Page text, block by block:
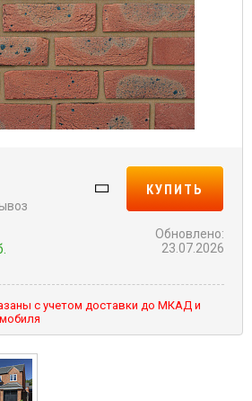
КУПИТЬ
Обновлено:
23.07.2026
с учетом доставки до МКАД и